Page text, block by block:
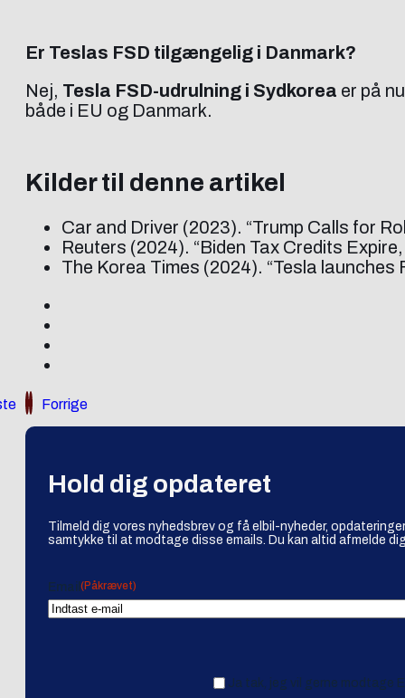
Er Teslas FSD tilgængelig i Danmark?
Nej, Tesla FSD-udrulning i Sydkorea er på
både i EU og Danmark.
Kilder til denne artikel
Car and Driver (2023). “Trump Calls for
Reuters (2024). “Biden Tax Credits
The Korea Times (2024). “Tesla
Forrige
Hold dig opdateret
Tilmeld dig vores nyhedsbrev og få elbil-nyheder,
samtykke til at modtage disse emails. Du kan altid afmelde
Email (Påkrævet)
Ja tak, jeg vil gerne modtage